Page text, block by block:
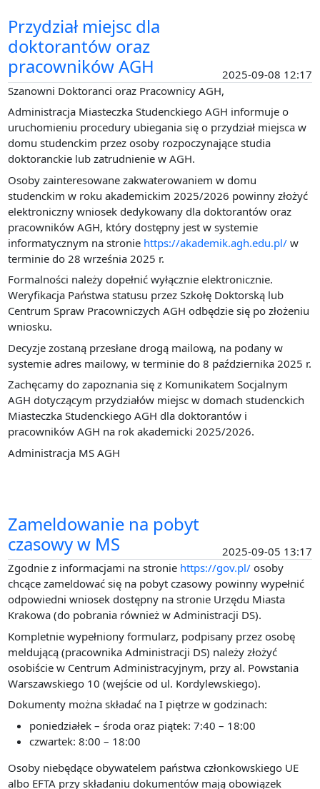
Przydział miejsc dla
doktorantów oraz
pracowników AGH
2025-09-08 12:17
Szanowni Doktoranci oraz Pracownicy AGH,
Administracja Miasteczka Studenckiego AGH informuje o
uruchomieniu procedury ubiegania się o przydział miejsca w
domu studenckim przez osoby rozpoczynające studia
doktoranckie lub zatrudnienie w AGH.
Osoby zainteresowane zakwaterowaniem w domu
studenckim w roku akademickim 2025/2026 powinny złożyć
elektroniczny wniosek dedykowany dla doktorantów oraz
pracowników AGH, który dostępny jest w systemie
informatycznym na stronie https://akademik.agh.edu.pl/ w
terminie do 28 września 2025 r.
Formalności należy dopełnić wyłącznie elektronicznie.
Weryfikacja Państwa statusu przez Szkołę Doktorską lub
Centrum Spraw Pracowniczych AGH odbędzie się po złożeniu
wniosku.
Decyzje zostaną przesłane drogą mailową, na podany w
systemie adres mailowy, w terminie do 8 października 2025 r.
Zachęcamy do zapoznania się z Komunikatem Socjalnym
AGH dotyczącym przydziałów miejsc w domach studenckich
Miasteczka Studenckiego AGH dla doktorantów i
pracowników AGH na rok akademicki 2025/2026.
Administracja MS AGH
Zameldowanie na pobyt
czasowy w MS
2025-09-05 13:17
Zgodnie z informacjami na stronie https://gov.pl/ osoby
chcące zameldować się na pobyt czasowy powinny wypełnić
odpowiedni wniosek dostępny na stronie Urzędu Miasta
Krakowa (do pobrania również w Administracji DS).
Kompletnie wypełniony formularz, podpisany przez osobę
meldującą (pracownika Administracji DS) należy złożyć
osobiście w Centrum Administracyjnym, przy al. Powstania
Warszawskiego 10 (wejście od ul. Kordylewskiego).
Dokumenty można składać na I piętrze w godzinach:
poniedziałek – środa oraz piątek: 7:40 – 18:00
czwartek: 8:00 – 18:00
Osoby niebędące obywatelem państwa członkowskiego UE
albo EFTA przy składaniu dokumentów mają obowiązek